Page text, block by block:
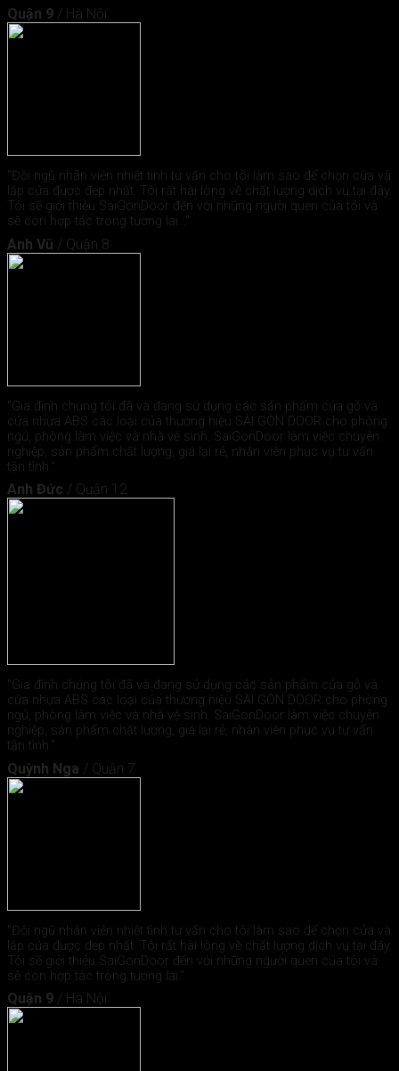
Quận 9 / Hà Nội
"Đội ngũ nhân viên nhiệt tình tư vấn cho tôi làm sao để chọn cửa và
lắp cửa được đẹp nhất. Tôi rất hài lòng về chất lượng dịch vụ tại đây.
Tôi sẽ giới thiệu SaiGonDoor đến với những người quen của tôi và
sẽ còn hợp tác trong tương lai..."
Anh Vũ / Quận 8
"Gia đình chúng tôi đã và đang sử dụng các sản phẩm cửa gỗ và
cửa nhựa ABS các loại của thương hiệu SÀI GÒN DOOR cho phòng
ngủ, phòng làm việc và nhà vệ sinh. SaiGonDoor làm việc chuyên
nghiệp, sản phẩm chất lượng, giá lại rẻ, nhân viên phục vụ tư vấn
tận tình."
Anh Đức / Quận 12
"Gia đình chúng tôi đã và đang sử dụng các sản phẩm cửa gỗ và
cửa nhựa ABS các loại của thương hiệu SÀI GÒN DOOR cho phòng
ngủ, phòng làm việc và nhà vệ sinh. SaiGonDoor làm việc chuyên
nghiệp, sản phẩm chất lượng, giá lại rẻ, nhân viên phục vụ tư vấn
tận tình."
Quỳnh Nga / Quận 7
"Đội ngũ nhân viên nhiệt tình tư vấn cho tôi làm sao để chọn cửa và
lắp cửa được đẹp nhất. Tôi rất hài lòng về chất lượng dịch vụ tại đây.
Tôi sẽ giới thiệu SaiGonDoor đến với những người quen của tôi và
sẽ còn hợp tác trong tương lai."
Quận 9 / Hà Nội